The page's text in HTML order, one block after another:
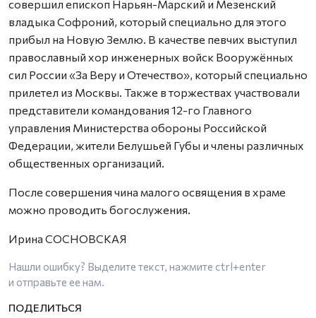
совершил епископ Нарьян-Марский и Мезенский
владыка Софроний, который специально для этого
прибыл на Новую Землю. В качестве певчих выступил
православный хор инженерных войск Вооружённых
сил России «За Веру и Отечество», который специально
прилетел из Москвы. Также в торжествах участвовали
представители командования 12-го Главного
управления Министерства обороны Российской
Федерации, жители Белушьей Губы и члены различных
общественных организаций.
После совершения чина малого освящения в храме
можно проводить богослужения.
Ирина СОСНОВСКАЯ
Нашли ошибку? Выделите текст, нажмите ctrl+enter
и отправьте ее нам.